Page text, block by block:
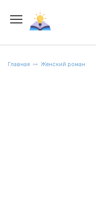
содержанию
Главная Женский роман